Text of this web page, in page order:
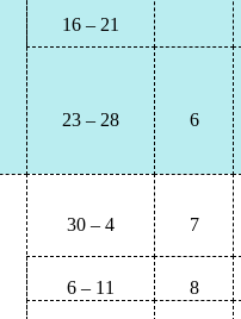
16 – 21
23 – 28 6
30 – 4 7
6 – 11 8